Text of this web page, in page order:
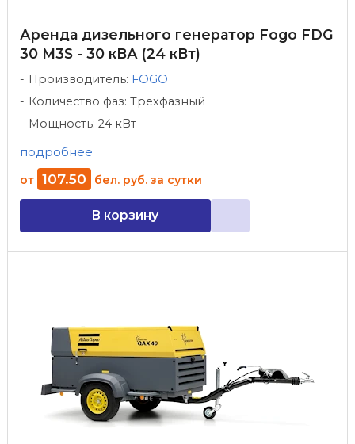
Аренда дизельного генератор Fogo FDG
30 M3S - 30 кВА (24 кВт)
Производитель: FOGO
Количество фаз: Трехфазный
Мощность: 24 кВт
подробнее
от 107.50 бел. руб. за сутки
В корзину